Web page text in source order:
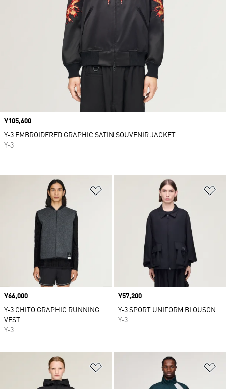
ほしいものリストに追加
価格
¥66,000
Y-3 CHITO GRAPHIC RUNNING
VEST
Y-3
価格
¥57,200
Y-3 SPORT UNIFORM BLOUSON
Y-3
ほしいものリストに追加
価格
¥105,600
Y-3 EMBROIDERED GRAPHIC SATIN SOUVENIR JACKET
Y-3